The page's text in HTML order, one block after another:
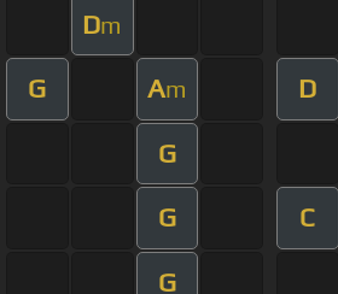
Dm
G Am D
G
G C
G